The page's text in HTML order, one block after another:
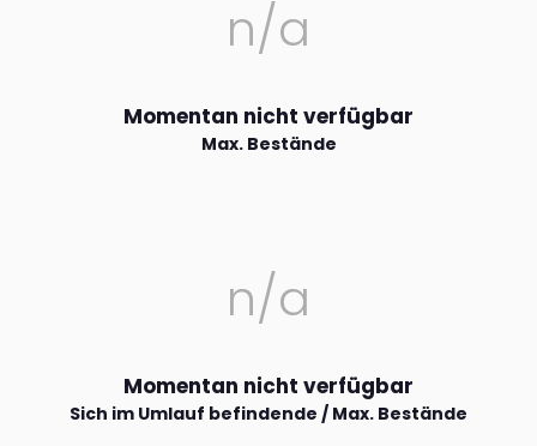
n/a
Momentan nicht verfügbar
Max. Bestände
n/a
Momentan nicht verfügbar
Sich im Umlauf befindende / Max. Bestände